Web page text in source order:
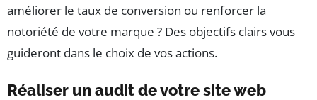
améliorer le taux de conversion ou renforcer la
notoriété de votre marque ? Des objectifs clairs vous
guideront dans le choix de vos actions.
Réaliser un audit de votre site web